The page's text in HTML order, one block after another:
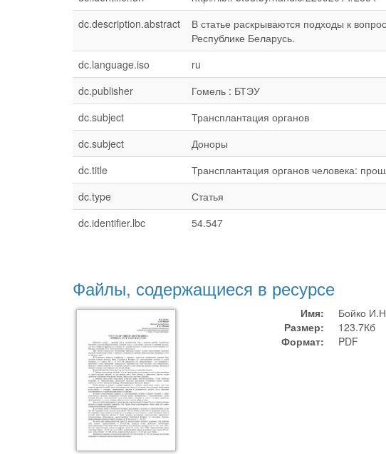
dc.description.abstract
В статье раскрываются подходы к
Республике Беларусь.
dc.language.iso ru
dc.publisher
Гомель : БТЭУ
dc.subject
Трансплантация органов
dc.subject
Доноры
dc.title
Трансплантация органов человека:
dc.type
Статья
dc.identifier.lbc
54.547
Файлы, содержащиеся в ресурсе
Имя:
Бойко
Размер:
123.7Кб
Формат:
PDF